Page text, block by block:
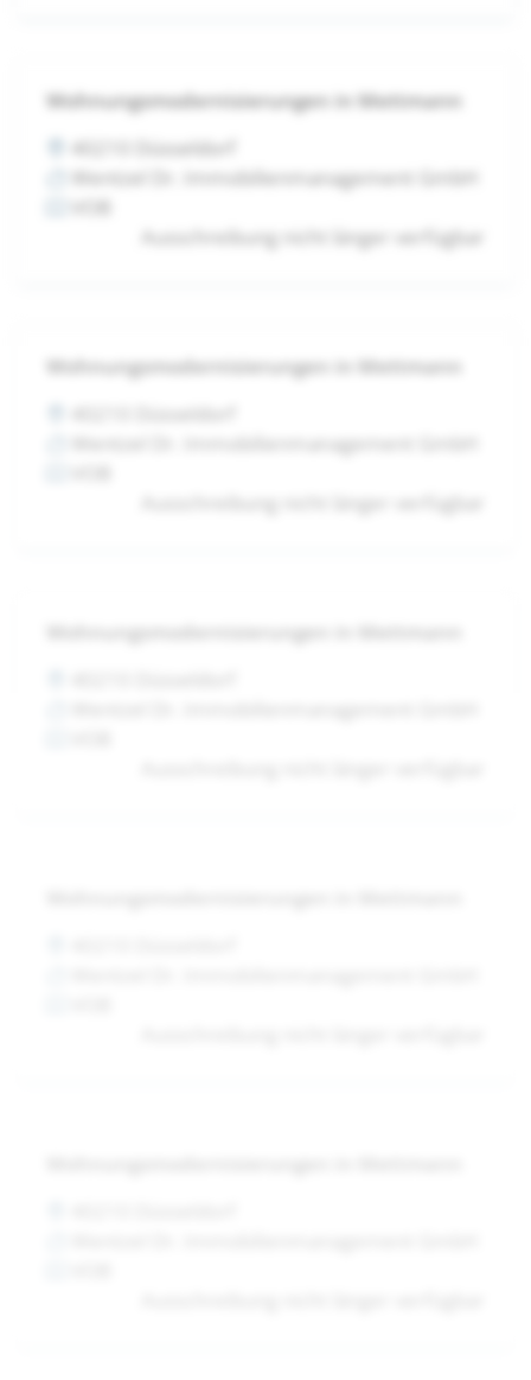
Wohnungsmodernisierungen in Mettmann
40210 Düsseldorf
Wentzel Dr. Immobilienmanagement GmbH
Ausschreibung nicht länger verfügbar
Wohnungsmodernisierungen in Mettmann
Wentzel Dr. Immobilienmanagement GmbH
Wohnungsmodernisierungen in Mettmann